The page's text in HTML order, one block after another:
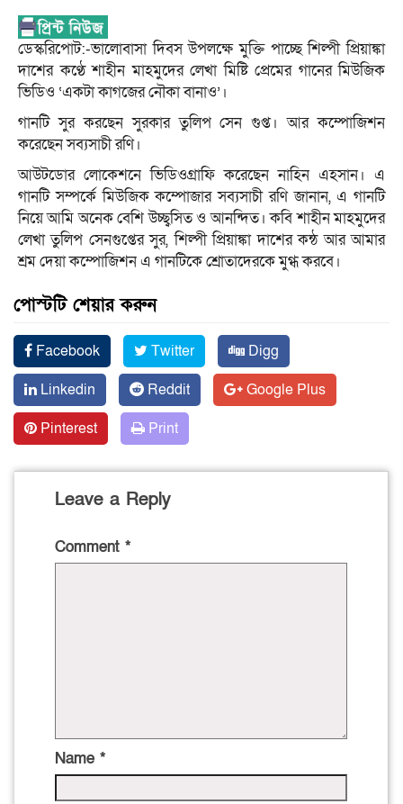
ডেস্করিপোট:-ভালোবাসা দিবস উপলক্ষে মুক্তি পাচ্ছে শিল্পী প্রিয়াঙ্কা
দাশের কণ্ঠে শাহীন মাহমুদের লেখা মিষ্টি প্রেমের গানের মিউজিক
ভিডিও ‘একটা কাগজের নৌকা বানাও’।
গানটি সুর করছেন সুরকার তুলিপ সেন গুপ্ত। আর কম্পোজিশন
করেছেন সব্যসাচী রণি।
আউটডোর লোকেশনে ভিডিওগ্রাফি করেছেন নাহিন এহসান। এ
গানটি সম্পর্কে মিউজিক কম্পোজার সব্যসাচী রণি জানান, এ গানটি
নিয়ে আমি অনেক বেশি উচ্ছ্বসিত ও আনন্দিত। কবি শাহীন মাহমুদের
লেখা তুলিপ সেনগুপ্তের সুর, শিল্পী প্রিয়াঙ্কা দাশের কন্ঠ আর আমার
শ্রম দেয়া কম্পোজিশন এ গানটিকে শ্রোতাদেরকে মুগ্ধ করবে।
পোস্টটি শেয়ার করুন
Facebook Twitter
Digg
Linkedin
Reddit
Google Plus
Pinterest
Print
Leave a Reply
Comment *
Name *